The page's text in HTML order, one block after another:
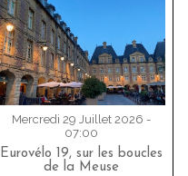
Mercredi 29 Juillet 2026 -
07:00
Eurovélo 19, sur les boucles
de la Meuse